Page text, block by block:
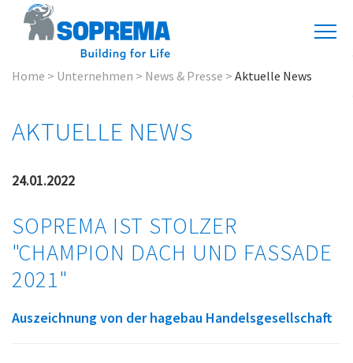
Home > Unternehmen > News & Presse > Aktuelle News
AKTUELLE NEWS
24.01.2022
SOPREMA IST STOLZER
"CHAMPION DACH UND FASSADE
2021"
Auszeichnung von der hagebau Handelsgesellschaft